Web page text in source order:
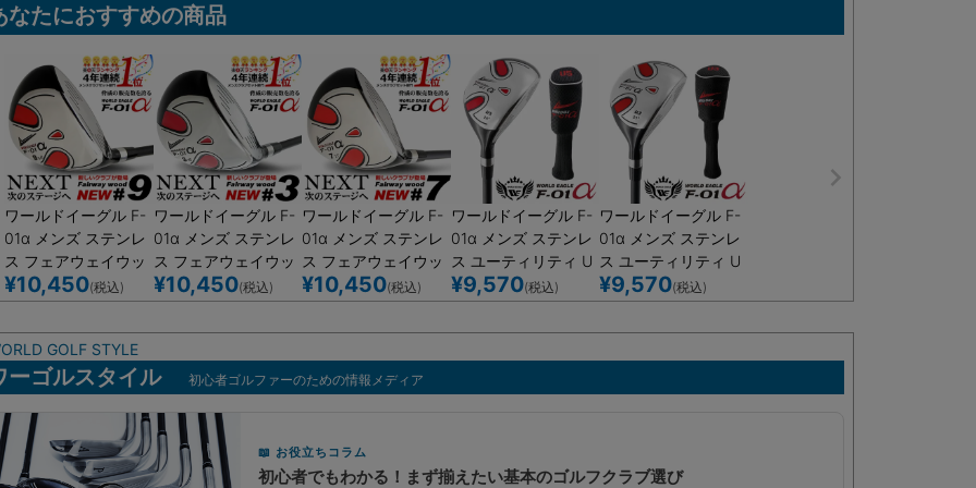
なたにおすすめの商品
ワールドイーグル F-
01α メンズ ステンレ
ス フェアウェイウッ
ド FW 9番
¥10,450(税込)
ワールドイーグル F-
01α メンズ ステンレ
ス フェアウェイウッ
ド FW 3番
¥10,450(税込)
ワールドイーグル F-
01α メンズ ステンレ
ス フェアウェイウッ
ド FW ７番
¥10,450(税込)
ワールドイーグル F-
01α メンズ ステンレ
ス ユーティリティ U
T5 24度
¥9,570(税込)
ワールドイーグル F-
01α メンズ ステンレ
ス ユーティリティ U
T3 21度
¥9,570(税込)
GOLF STYLE
ーゴルスタイル 初心者ゴルファーのための情報メディア
お役立ちコラム
初心者でもわかる！まず揃えたい基本のゴルフクラブ選び